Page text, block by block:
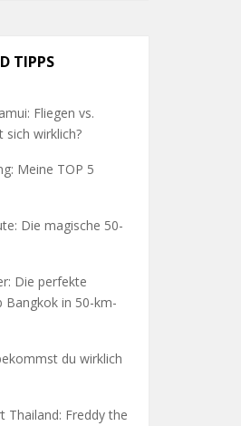
TIPPS
Fliegen vs.
sich wirklich?
Meine TOP 5
Die magische 50-
Die perfekte
Bangkok in 50-km-
du wirklich
Thailand: Freddy the